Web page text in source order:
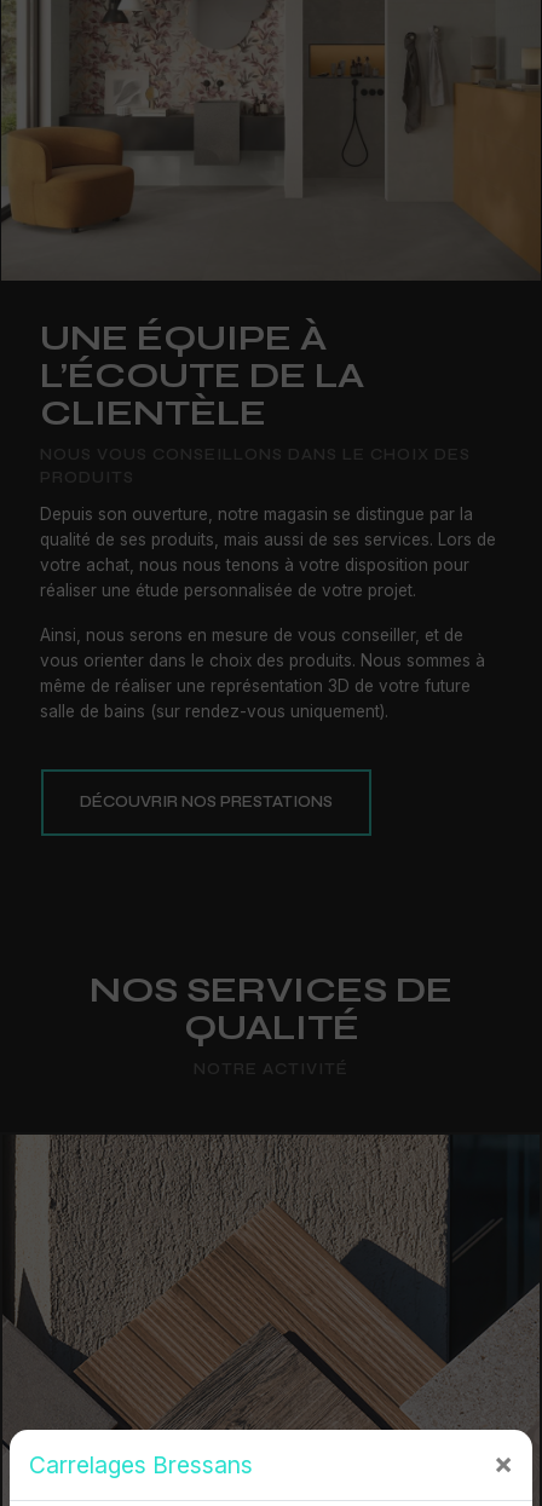
Carrelages Bressans ×
UNE ÉQUIPE À
L’ÉCOUTE DE LA
CLIENTÈLE
NOUS VOUS CONSEILLONS DANS LE CHOIX DES
PRODUITS
Depuis son ouverture, notre magasin se distingue par la
qualité de ses produits, mais aussi de ses services. Lors de
votre achat, nous nous tenons à votre disposition pour
réaliser une étude personnalisée de votre projet.
Ainsi, nous serons en mesure de vous conseiller, et de
vous orienter dans le choix des produits. Nous sommes à
même de réaliser une représentation 3D de votre future
salle de bains (sur rendez-vous uniquement).
DÉCOUVRIR NOS PRESTATIONS
NOS SERVICES DE
QUALITÉ
NOTRE ACTIVITÉ